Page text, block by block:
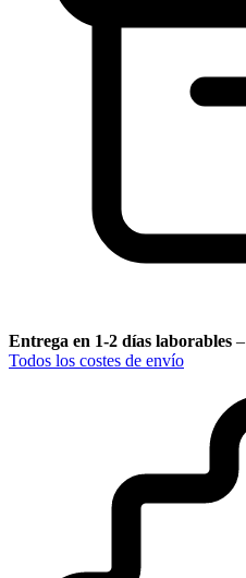
Entrega en 1-2 días laborables –
Todos los costes de envío